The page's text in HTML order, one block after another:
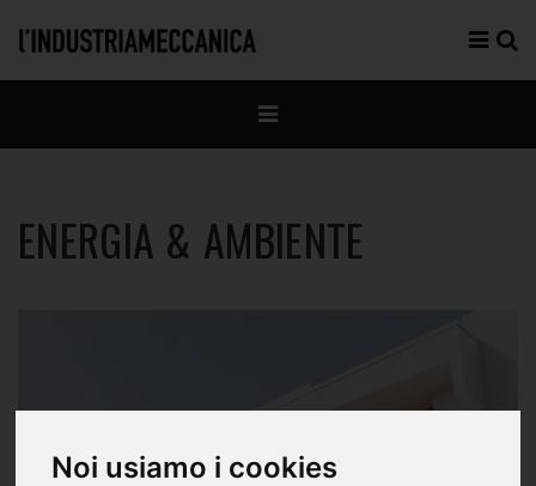
Noi usiamo i cookies
ENERGIA & AMBIENTE